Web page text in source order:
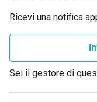
Ricevi una notifica
Sei il gestore di